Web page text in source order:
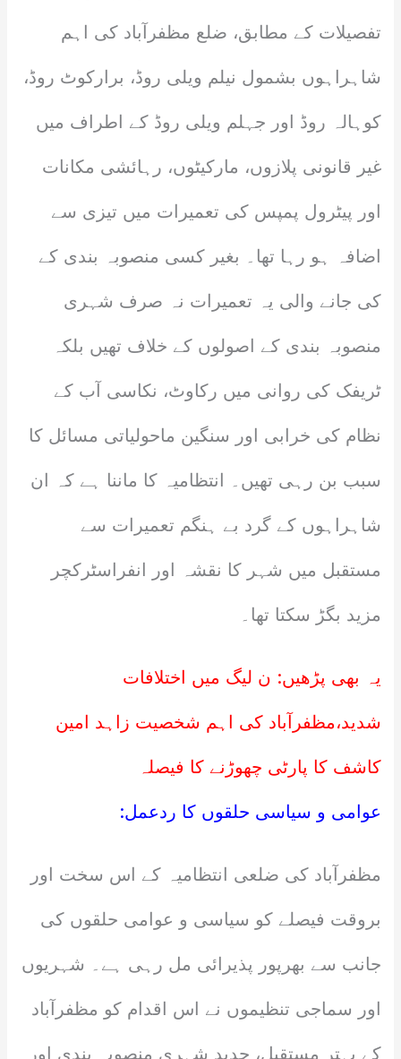
تفصیلات کے مطابق، ضلع مظفرآباد کی اہم
شاہراہوں بشمول نیلم ویلی روڈ، برارکوٹ روڈ،
کوہالہ روڈ اور جہلم ویلی روڈ کے اطراف میں
غیر قانونی پلازوں، مارکیٹوں، رہائشی مکانات
اور پیٹرول پمپس کی تعمیرات میں تیزی سے
اضافہ ہو رہا تھا۔ بغیر کسی منصوبہ بندی کے
کی جانے والی یہ تعمیرات نہ صرف شہری
منصوبہ بندی کے اصولوں کے خلاف تھیں بلکہ
ٹریفک کی روانی میں رکاوٹ، نکاسی آب کے
نظام کی خرابی اور سنگین ماحولیاتی مسائل کا
سبب بن رہی تھیں۔ انتظامیہ کا ماننا ہے کہ ان
شاہراہوں کے گرد بے ہنگم تعمیرات سے
مستقبل میں شہر کا نقشہ اور انفراسٹرکچر
مزید بگڑ سکتا تھا۔
یہ بھی پڑھیں: ن لیگ میں اختلافات
شدید،مظفرآباد کی اہم شخصیت زاہد امین
کاشف کا پارٹی چھوڑنے کا فیصلہ
عوامی و سیاسی حلقوں کا ردعمل:
مظفرآباد کی ضلعی انتظامیہ کے اس سخت اور
بروقت فیصلے کو سیاسی و عوامی حلقوں کی
جانب سے بھرپور پذیرائی مل رہی ہے۔ شہریوں
اور سماجی تنظیموں نے اس اقدام کو مظفرآباد
کے بہتر مستقبل، جدید شہری منصوبہ بندی اور